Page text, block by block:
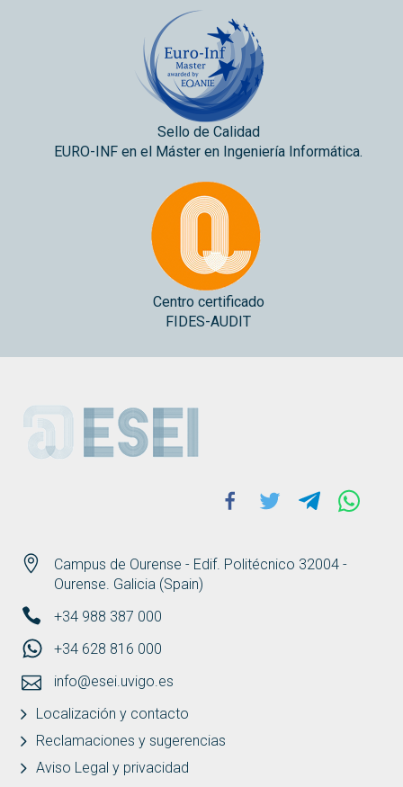
Sello de Calidad
EURO-INF en el Máster en Ingeniería Informática.
Centro certificado
FIDES-AUDIT
ESEI
Campus de Ourense - Edif. Politécnico 32004 -
Ourense. Galicia (Spain)
+34 988 387 000
+34 628 816 000
info@esei.uvigo.es
Localización y contacto
Reclamaciones y sugerencias
Aviso Legal y privacidad
Facebook
Twitter Telegram